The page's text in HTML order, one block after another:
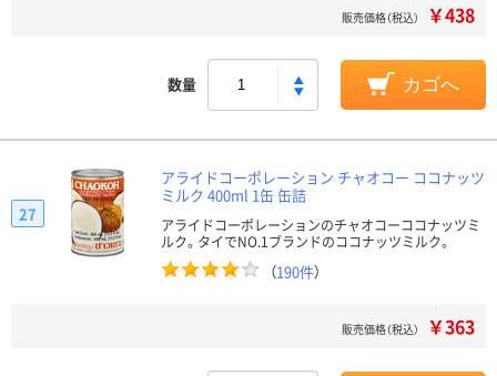
販売価格（税込） ￥438
数量 カゴへ
アライドコーポレーション チャオコー ココナッツ
ミルク 400ml 1缶 缶詰
アライドコーポレーションのチャオコーココナッツミ
ルク。タイでNO.1ブランドのココナッツミルク。
（190件）
27
販売価格（税込） ￥363